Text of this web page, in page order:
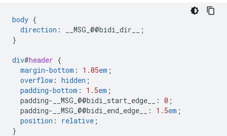
body {
direction : __MSG_ @@bidi_dir__
;
}
div#header {
margin-bottom : 1.05em ;
overflow : hidden ;
padding-bottom : 1.5em ;
padding-__MSG_@@bidi_start_edge__ : 0 ;
padding-__MSG_@@bidi_end_edge__ : 1.5em ;
position : relative ;
}